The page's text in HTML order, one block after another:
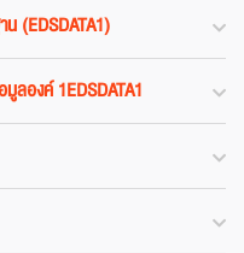
(EDSDATA1)
ลองค์ 1EDSDATA1